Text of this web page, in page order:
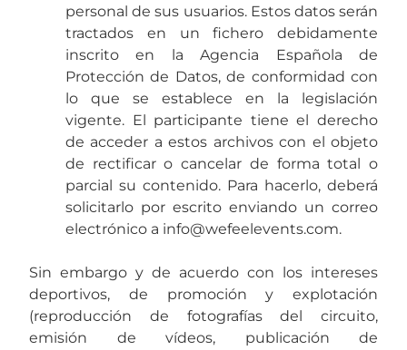
personal de sus usuarios. Estos datos serán
tractados en un fichero debidamente
inscrito en la Agencia Española de
Protección de Datos, de conformidad con
lo que se establece en la legislación
vigente. El participante tiene el derecho
de acceder a estos archivos con el objeto
de rectificar o cancelar de forma total o
parcial su contenido. Para hacerlo, deberá
solicitarlo por escrito enviando un correo
electrónico a info@wefeelevents.com.
Sin embargo y de acuerdo con los intereses
deportivos, de promoción y explotación
(reproducción de fotografías del circuito,
emisión de vídeos, publicación de